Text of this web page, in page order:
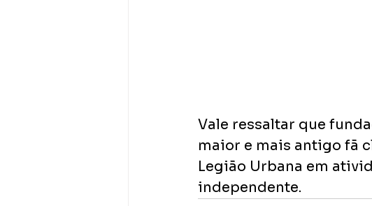
Vale ressaltar que
maior e mais antigo fã
Legião Urbana em
independente.